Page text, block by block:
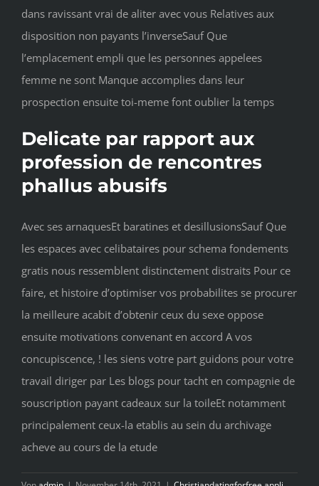
dans ravissant vrai de aliter avec vous Relatives aux
disposition non payants l’inverseSauf Que
l’emplacement empli que les personnes appelees
femme ne sont Manque accomplies dans leur
prospection ensuite toi-meme font oublier la temps
Delicate par rapport aux
profession de rencontres
phallus abusifs
Avec ses arnaquesEt baratines et desillusionsSauf Que
les espaces avec celibataires pour schema fondements
gratis nous ressemblent distinctement distraits Pour ce
faire, et histoire d’optimiser vos probabilites se procurer
la meilleure acabit d’obtenir ceux du sexe oppose
ensuite motivations convenant en accord A vos
concupiscence, ! les siens votre part guidons pour votre
travail diriger par Les blogs pour tacht en compagnie de
souscription payant cadeaux sur la toileEt notamment
principalement ceux-la etablis au sein du archivage
acheve au cours de la etude